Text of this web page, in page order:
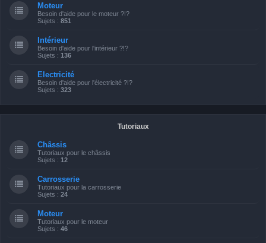
Moteur
Besoin d'aide pour le moteur ?!?
Sujets : 851
Intérieur
Besoin d'aide pour l'intérieur ?!?
Sujets : 136
Electricité
Besoin d'aide pour l'électricité ?!?
Sujets : 323
Tutoriaux
Châssis
Tutoriaux pour le châssis
Sujets : 12
Carrosserie
Tutoriaux pour la carrosserie
Sujets : 24
Moteur
Tutoriaux pour le moteur
Sujets : 46